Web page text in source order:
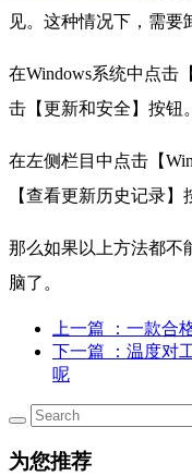
见。这种情况下，需要
在Windows系统中点击
击【更新和安全】按钮。
在左侧栏目中点击【
【查看更新历史记录】
那么如果以上方法都不
脑了。
上一篇
：一款合
下一篇
：温度对
呢
为您推荐